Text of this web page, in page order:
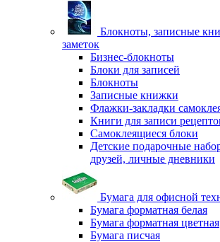
Блокноты, записные
заметок
Бизнес-блокноты
Блоки для записей
Блокноты
Записные книжки
Флажки-закладки
Книги для записи
Самоклеящиеся блоки
Детские подарочные
друзей, личные дневники
Бумага для офисной
Бумага форматная белая
Бумага форматная цветная
Бумага писчая